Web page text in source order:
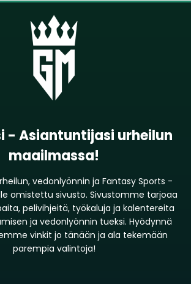
- Asiantuntijasi urheilun
maailmassa!
vedonlyönnin ja Fantasy Sports -
omistettu sivusto. Sivustomme tarjoaa
pelivihjeitä, työkaluja ja kalentereita
ja vedonlyönnin tueksi. Hyödynnä
vinkit jo tänään ja ala tekemään
parempia valintoja!